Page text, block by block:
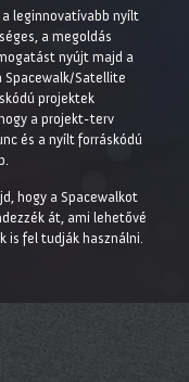
leginnovatívabb nyílt
a megoldás
nyújt majd a
Spacewalk/Satellite
projektek
a projekt-terv
és a nyílt forráskódú
hogy a Spacewalkot
át, ami lehetővé
is fel tudják használni.